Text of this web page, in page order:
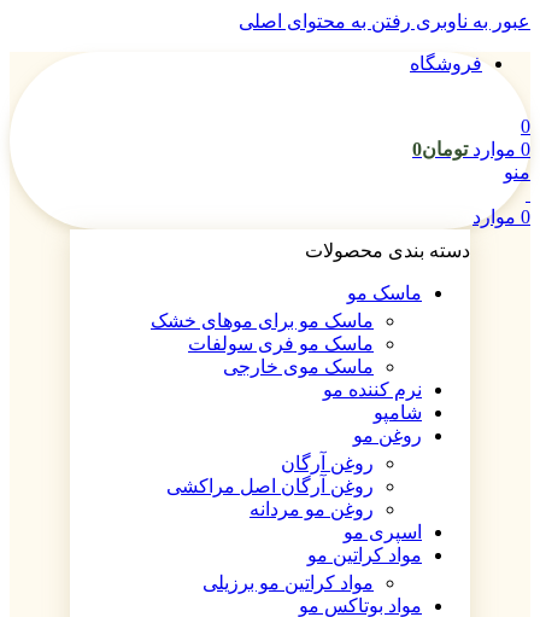
عبور به ناوبری رفتن به محتوای اصلی
فروشگاه
0
0 موارد تومان0
منو
0 موارد
دسته بندی محصولات
ماسک مو
ماسک مو برای موهای خشک
ماسک مو فری سولفات
ماسک موی خارجی
نرم کننده مو
شامپو
روغن مو
روغن آرگان
روغن آرگان اصل مراکشی
روغن مو مردانه
اسپری مو
مواد کراتین مو
مواد کراتین مو برزیلی
مواد بوتاکس مو